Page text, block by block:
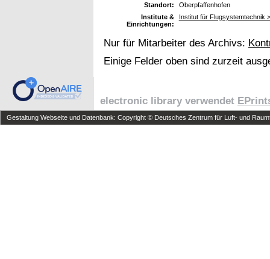
Standort:
Oberpfaffenhofen
Institute &
Einrichtungen:
Institut für Flugsystemtechnik
Nur für Mitarbeiter des Archivs:
Einige Felder oben sind zurzeit
electronic library verwendet
Gestaltung Webseite und Datenbank: Copyright © Deutsches Zentrum für Luft- und